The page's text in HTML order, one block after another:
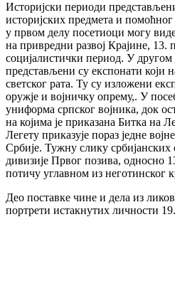
Историјски периоди
историјских предмета и помоћног
у првом делу посетиоци могу
на привредни развој Крајине, 13.
социјалистички период. У другом
представљени су експонати који
светског рата. Ту су изложени
оружје и војничку опрему,. У
униформа српског војника, док
на којима је приказана Битка на
Легету приказује пораз једне
Србије. Тужну слику
дивизије Првог позива, односно
потичу углавном из неготинског
Део поставке чине и дела из
портрети истакнутих личности